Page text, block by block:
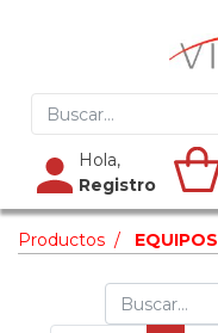
Hola,
Registro
Productos EQUIPOS